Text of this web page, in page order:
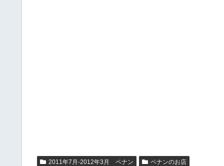
2011年7月-2012年3月 ペナン ペナンのお店